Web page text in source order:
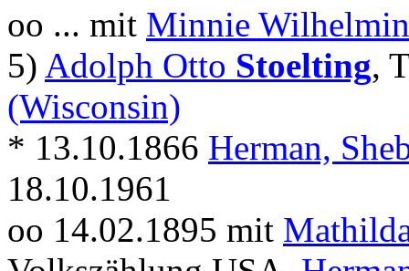
oo ... mit Minnie
5) Adolph Otto Stoelting,
(Wisconsin)
* 13.10.1866 Herman,
18.10.1961
oo 14.02.1895 mit